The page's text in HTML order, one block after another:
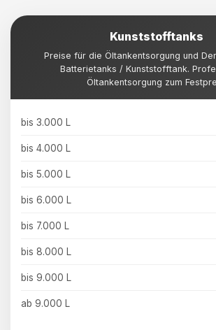
Kunststofftanks
Preise für die Öltankentsorgung und
Batterietanks / Kunststofftank.
Öltankentsorgung zum
bis 3.000 L
bis 4.000 L
bis 5.000 L
bis 6.000 L
bis 7.000 L
bis 8.000 L
bis 9.000 L
ab 9.000 L